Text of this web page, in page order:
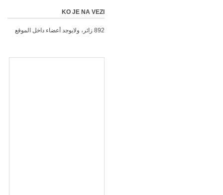
KO JE NA VEZI
892 زائر، ولايوجد أعضاء داخل الموقع